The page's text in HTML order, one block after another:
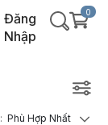
Đăng
Nhập
0
: Phù Hợp Nhất